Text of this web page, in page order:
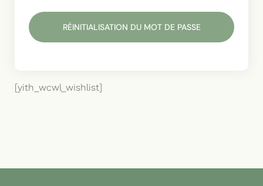
RÉINITIALISATION DU MOT DE PASSE
[yith_wcwl_wishlist]